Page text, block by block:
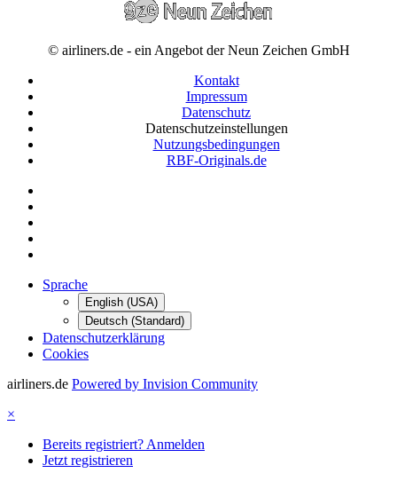
© airliners.de - ein Angebot der Neun Zeichen GmbH
Kontakt
Impressum
Datenschutz
Datenschutzeinstellungen
Nutzungsbedingungen
RBF-Originals.de
Sprache
English (USA)
Deutsch (Standard)
Datenschutzerklärung
Cookies
airliners.de Powered by Invision Community
×
Bereits registriert? Anmelden
Jetzt registrieren